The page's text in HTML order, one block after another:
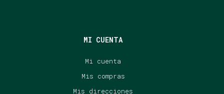
MI CUENTA
Mi cuenta
Mis compras
Mis direcciones